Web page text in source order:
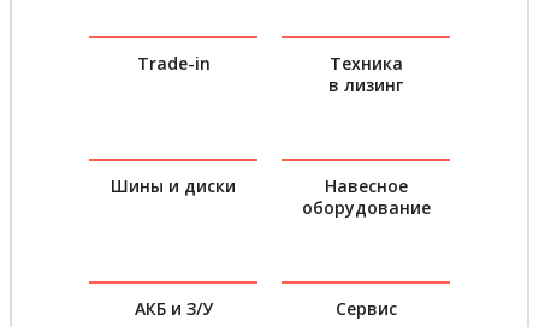
Trade-in
Техника
в лизинг
Шины и диски
Навесное
оборудование
АКБ и З/У Сервис